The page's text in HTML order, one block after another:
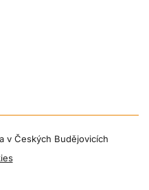
v Českých Budějovicích